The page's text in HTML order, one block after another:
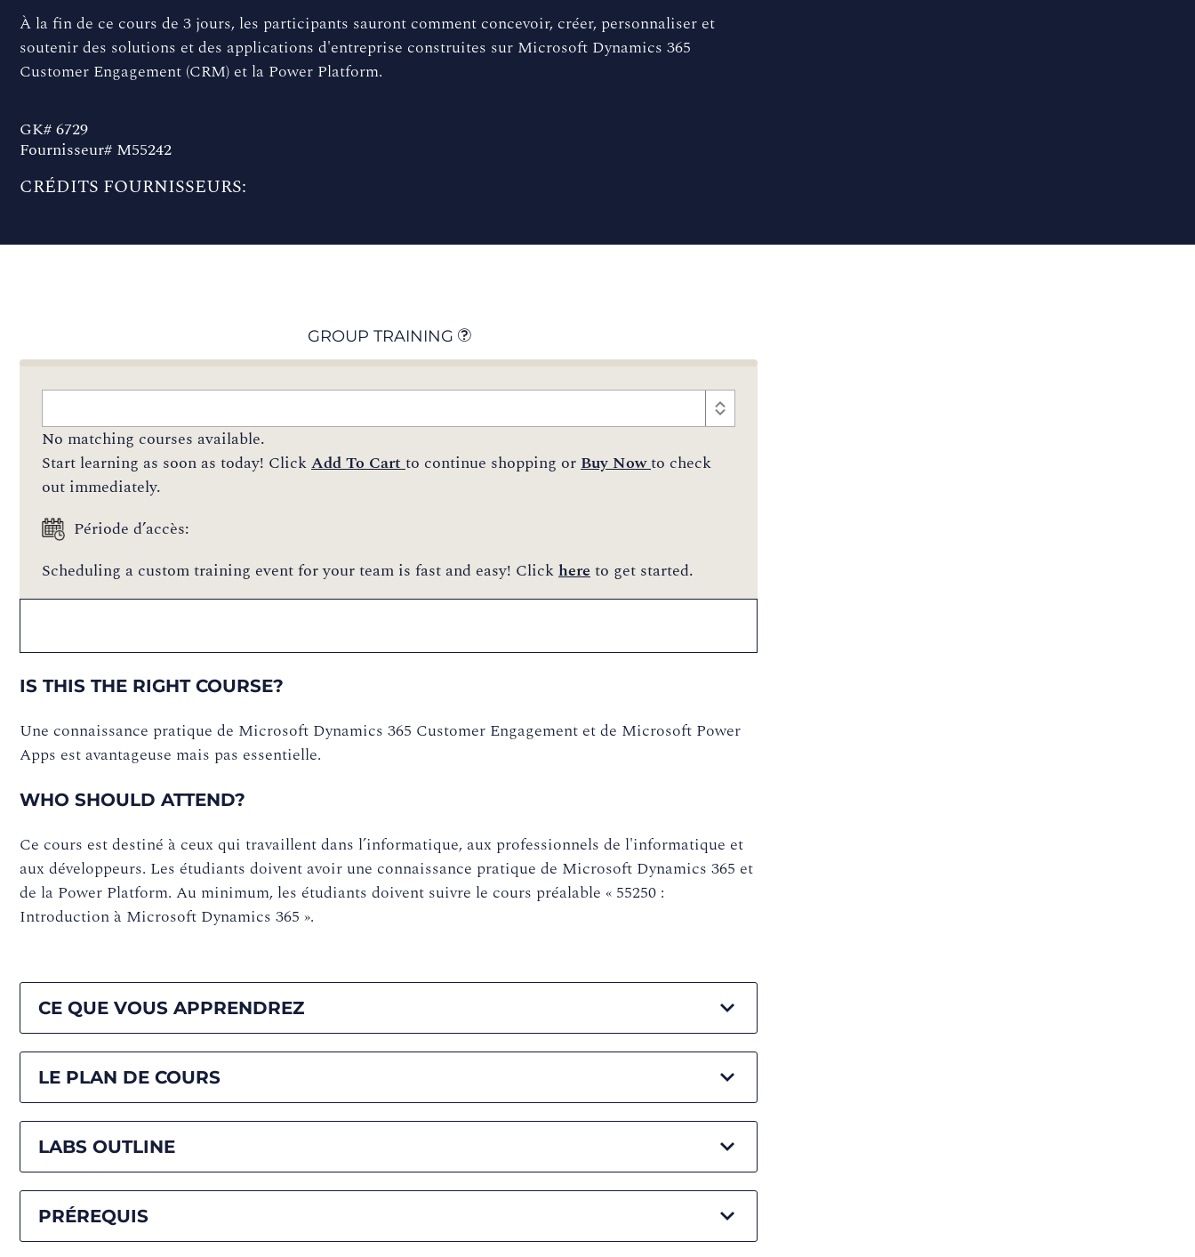
À la fin de ce cours de 3 jours, les participants sauront comment concevoir, créer, personnaliser et
soutenir des solutions et des applications d'entreprise construites sur Microsoft Dynamics 365
Customer Engagement (CRM) et la Power Platform.
GK# 6729
Fournisseur# M55242
CRÉDITS FOURNISSEURS:
GROUP TRAINING
No matching courses available.
Start learning as soon as today! ClickAdd To Cartto continue shopping orBuy Nowto check
out immediately.
Période d’accès:
Scheduling a custom training event for your team is fast and easy! Clickhereto get started.
IS THIS THE RIGHT COURSE?
Une connaissance pratique de Microsoft Dynamics 365 Customer Engagement et de Microsoft Power
Apps est avantageuse mais pas essentielle.
WHO SHOULD ATTEND?
Ce cours est destiné à ceux qui travaillent dans l’informatique, aux professionnels de l'informatique et
aux développeurs. Les étudiants doivent avoir une connaissance pratique de Microsoft Dynamics 365 et
de la Power Platform. Au minimum, les étudiants doivent suivre le cours préalable « 55250 :
Introduction à Microsoft Dynamics 365 ».
CE QUE VOUS APPRENDREZ
LE PLAN DE COURS
LABS OUTLINE
PRÉREQUIS